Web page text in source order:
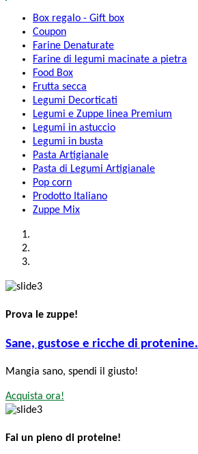
Box regalo - Gift box
Coupon
Farine Denaturate
Farine di legumi macinate a pietra
Food Box
Frutta secca
Legumi Decorticati
Legumi e Zuppe linea Premium
Legumi in astuccio
Legumi in busta
Pasta Artigianale
Pasta di Legumi Artigianale
Pop corn
Prodotto Italiano
Zuppe Mix
Prova le zuppe!
Sane, gustose e ricche di protenine.
Mangia sano, spendi il giusto!
Acquista ora!
Fai un pieno di proteine!